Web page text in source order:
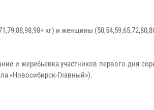
кг) и женщины
и жеребьевка участников первого дня
«Новосибирск-Главный»).